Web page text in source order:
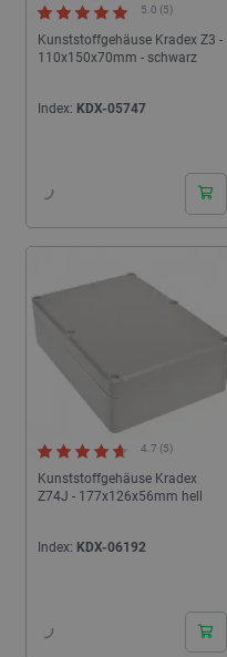
Kunststoffgehäuse Kradex Z3 -
110x150x70mm - schwarz
5.0 (5)
Index: KDX-05747
Kunststoffgehäuse Kradex
Z74J - 177x126x56mm hell
4.7 (5)
Index: KDX-06192